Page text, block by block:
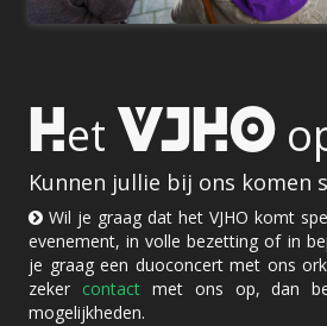
Het VJHO
Kunnen jullie bij ons komen
Wil je graag dat het VJHO komt
evenement, in volle bezetting of in
je graag een duoconcert met ons
zeker contactmet ons op, dan
mogelijkheden.